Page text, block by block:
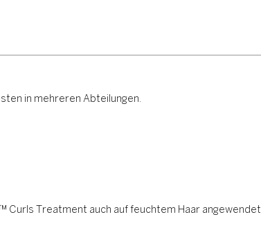
in mehreren Abteilungen.
Curls Treatment auch auf feuchtem Haar angewendet